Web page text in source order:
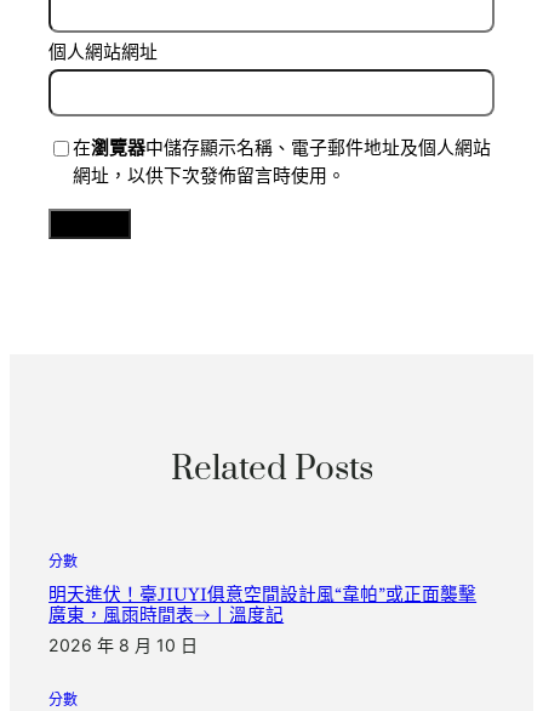
個人網站網址
在瀏覽器中儲存顯示名稱、電子郵件地址及個人網站
網址，以供下次發佈留言時使用。
Related Posts
分數
明天進伏！臺JIUYI俱意空間設計風“韋帕”或正面襲擊
廣東，風雨時間表→丨溫度記
2026 年 8 月 10 日
分數